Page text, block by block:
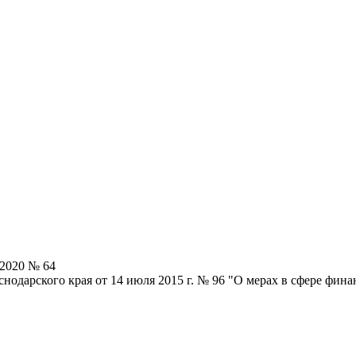
№ 64
края от 14 июля 2015 г. № 96 "О мерах в сфере